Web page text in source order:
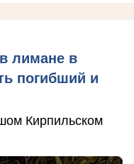
лимане в
погибший и
Кирпильском